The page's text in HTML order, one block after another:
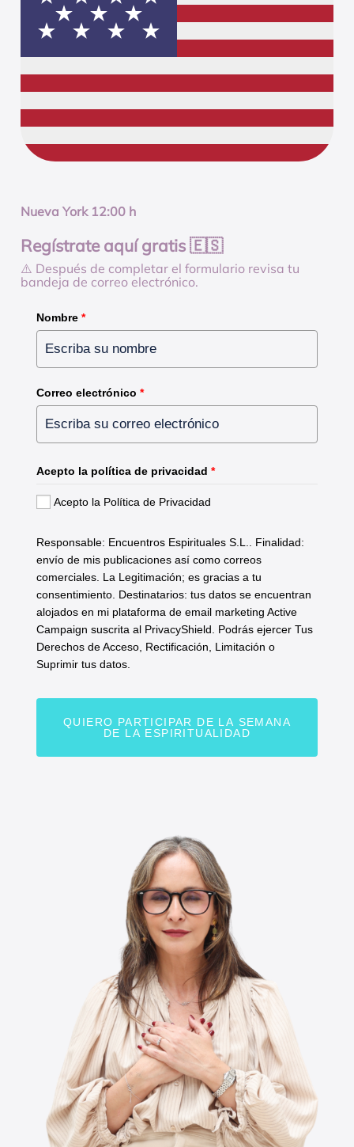
Nueva York 12:00 h
Regístrate aquí gratis 🇪🇸
⚠️ Después de completar el formulario revisa tu
bandeja de correo electrónico.
Nombre *
Correo electrónico *
Acepto la política de privacidad *
Acepto la Política de Privacidad
Responsable: Encuentros Espirituales S.L.. Finalidad:
envío de mis publicaciones así como correos
comerciales. La Legitimación; es gracias a tu
consentimiento. Destinatarios: tus datos se encuentran
alojados en mi plataforma de email marketing Active
Campaign suscrita al PrivacyShield. Podrás ejercer Tus
Derechos de Acceso, Rectificación, Limitación o
Suprimir tus datos.
QUIERO PARTICIPAR DE LA SEMANA
DE LA ESPIRITUALIDAD